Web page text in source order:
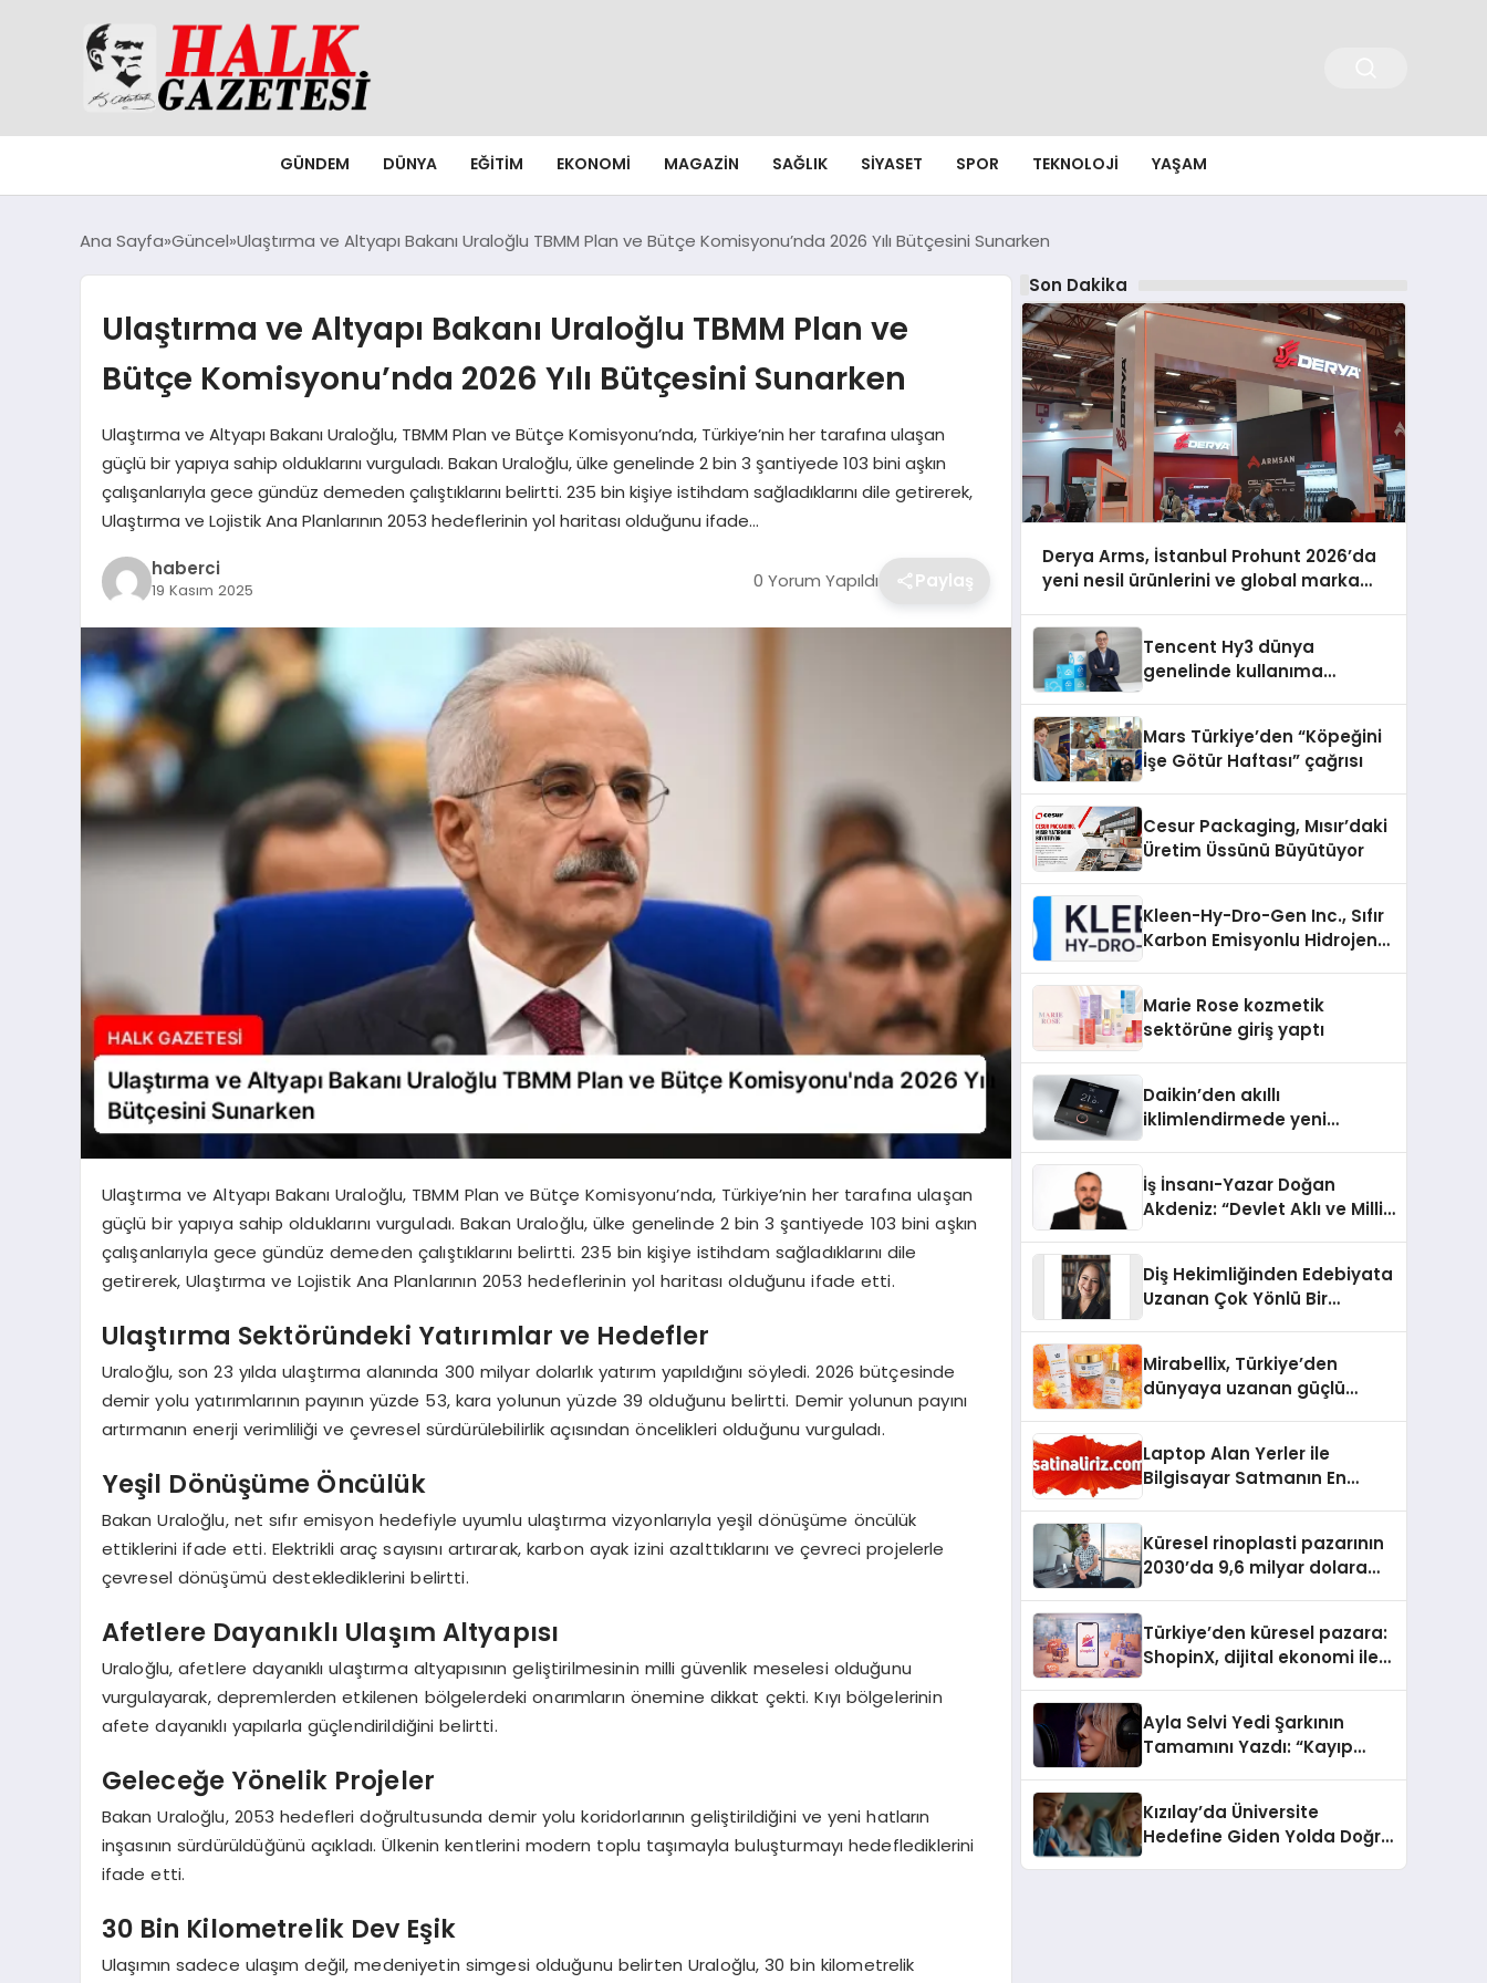
GÜNDEM DÜNYA EĞITIM EKONOMI MAGAZIN SAĞLIK SIYASET SPOR TEKNOLOJI YAŞAM
Ana Sayfa Güncel Ulaştırma ve Altyapı Bakanı Uraloğlu TBMM Plan ve Bütçe Komisyonu’nda 2026 Yılı Bütçesini Sunarken
Ulaştırma ve Altyapı Bakanı Uraloğlu TBMM Plan ve
Bütçe Komisyonu’nda 2026 Yılı Bütçesini Sunarken
Ulaştırma ve Altyapı Bakanı Uraloğlu, TBMM Plan ve Bütçe Komisyonu’nda, Türkiye’nin her tarafına ulaşan
güçlü bir yapıya sahip olduklarını vurguladı. Bakan Uraloğlu, ülke genelinde 2 bin 3 şantiyede 103 bini aşkın
çalışanlarıyla gece gündüz demeden çalıştıklarını belirtti. 235 bin kişiye istihdam sağladıklarını dile getirerek,
Ulaştırma ve Lojistik Ana Planlarının 2053 hedeflerinin yol haritası olduğunu ifade…
haberci
19 Kasım 2025 0 Yorum Yapıldı Paylaş
Ulaştırma ve Altyapı Bakanı Uraloğlu, TBMM Plan ve Bütçe Komisyonu’nda, Türkiye’nin her tarafına ulaşan
güçlü bir yapıya sahip olduklarını vurguladı. Bakan Uraloğlu, ülke genelinde 2 bin 3 şantiyede 103 bini aşkın
çalışanlarıyla gece gündüz demeden çalıştıklarını belirtti. 235 bin kişiye istihdam sağladıklarını dile
getirerek, Ulaştırma ve Lojistik Ana Planlarının 2053 hedeflerinin yol haritası olduğunu ifade etti.
Ulaştırma Sektöründeki Yatırımlar ve Hedefler
Uraloğlu, son 23 yılda ulaştırma alanında 300 milyar dolarlık yatırım yapıldığını söyledi. 2026 bütçesinde
demir yolu yatırımlarının payının yüzde 53, kara yolunun yüzde 39 olduğunu belirtti. Demir yolunun payını
artırmanın enerji verimliliği ve çevresel sürdürülebilirlik açısından öncelikleri olduğunu vurguladı.
Yeşil Dönüşüme Öncülük
Bakan Uraloğlu, net sıfır emisyon hedefiyle uyumlu ulaştırma vizyonlarıyla yeşil dönüşüme öncülük
ettiklerini ifade etti. Elektrikli araç sayısını artırarak, karbon ayak izini azalttıklarını ve çevreci projelerle
çevresel dönüşümü desteklediklerini belirtti.
Afetlere Dayanıklı Ulaşım Altyapısı
Uraloğlu, afetlere dayanıklı ulaştırma altyapısının geliştirilmesinin milli güvenlik meselesi olduğunu
vurgulayarak, depremlerden etkilenen bölgelerdeki onarımların önemine dikkat çekti. Kıyı bölgelerinin
afete dayanıklı yapılarla güçlendirildiğini belirtti.
Geleceğe Yönelik Projeler
Bakan Uraloğlu, 2053 hedefleri doğrultusunda demir yolu koridorlarının geliştirildiğini ve yeni hatların
inşasının sürdürüldüğünü açıkladı. Ülkenin kentlerini modern toplu taşımayla buluşturmayı hedeflediklerini
ifade etti.
30 Bin Kilometrelik Dev Eşik
Ulaşımın sadece ulaşım değil, medeniyetin simgesi olduğunu belirten Uraloğlu, 30 bin kilometrelik
Son Dakika
Derya Arms, İstanbul Prohunt 2026’da
yeni nesil ürünlerini ve global marka
Tencent Hy3 dünya
genelinde kullanıma
Mars Türkiye’den “Köpeğini
İşe Götür Haftası” çağrısı
Cesur Packaging, Mısır’daki
Üretim Üssünü Büyütüyor
Kleen-Hy-Dro-Gen Inc., Sıfır
Karbon Emisyonlu Hidrojen
Aldı
Marie Rose kozmetik
sektörüne giriş yaptı
Daikin’den akıllı
iklimlendirmede yeni
İş İnsanı-Yazar Doğan
Akdeniz: “Devlet Aklı ve Milli
Diş Hekimliğinden Edebiyata
Uzanan Çok Yönlü Bir
Mirabellix, Türkiye’den
dünyaya uzanan güçlü
Laptop Alan Yerler ile
Bilgisayar Satmanın En
Küresel rinoplasti pazarının
2030’da 9,6 milyar dolara
Türkiye’den küresel pazara:
ShopinX, dijital ekonomi ile
Ayla Selvi Yedi Şarkının
Tamamını Yazdı: “Kayıp
Kızılay’da Üniversite
Hedefine Giden Yolda Doğru